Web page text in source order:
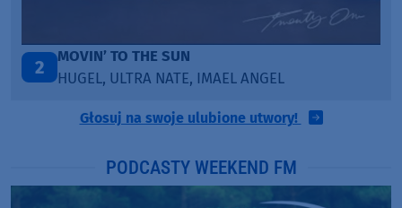
3
ITEPE ITEDE
SANAH
Głosuj na swoje ulubione utwory!
PODCASTY WEEKEND FM